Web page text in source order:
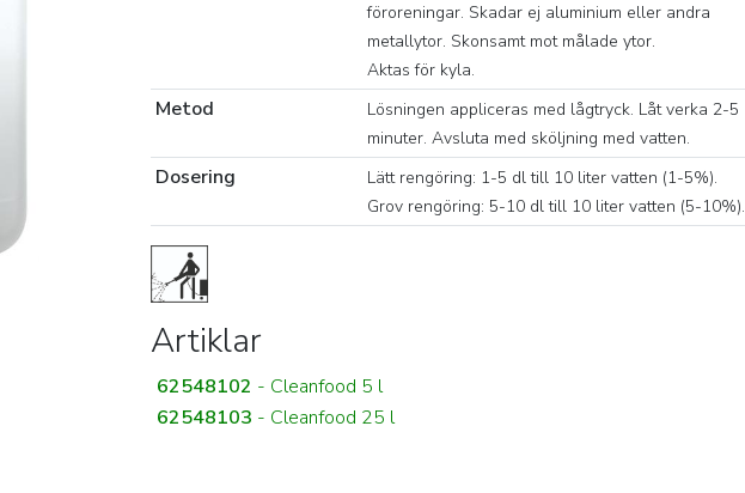
föroreningar. Skadar ej aluminium eller andra
metallytor. Skonsamt mot målade ytor.
Aktas för kyla.
Metod
Lösningen appliceras med lågtryck. Låt verka 2-5
minuter. Avsluta med sköljning med vatten.
Dosering
Lätt rengöring: 1-5 dl till 10 liter vatten (1-5%).
Grov rengöring: 5-10 dl till 10 liter vatten (5-10%).
Artiklar
62548102 - Cleanfood 5 l
62548103 - Cleanfood 25 l